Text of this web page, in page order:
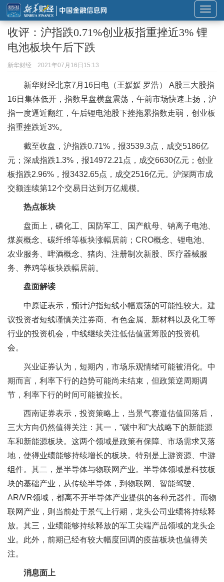
展
开
或
导
航
收评：沪指跌0.71%创业板指重挫近3% 锂
电池板块午后下跌
新华财经 2021年07月16日15:13
新华财经北京7月16日电（王媛媛 罗浩） A股三大股指
16日集体低开，指数早盘横盘震荡，午前市场快速上扬，沪
指一度逼近翻红，午后锂电池股下挫拖累指数走弱，创业板
指重挫跌近3%。
截至收盘，沪指跌0.71%，报3539.3点，成交5186亿
元；深成指跌1.3%，报14972.21点，成交6630亿元；创业
板指跌2.96%，报3432.65点，成交2516亿元。沪深两市成
交额连续第12个交易日达到万亿规模。
热点板块
盘面上，磷化工、国防军工、国产航母、钠离子电池、
煤炭概念、碳纤维等板块涨幅居前；CRO概念、锂电池、
农业服务、啤酒概念、猪肉、注册制次新股、医疗器械服
务、养鸡等板块跌幅居前。
盘面解读
中原证表示，预计沪指短线小幅震荡的可能性较大。建
议投资者短线谨慎关注券商、有色金属、新材料以及化工等
行业的投资机会，中线继续关注低估值蓝筹股的投资机
会。
兴业证券认为，短期内，市场乐观情绪可能被消化。中
期而言，利率下行的趋势可能尚未结束，但政策逆周期调
节，利率下行的时间可能被拉长。
西南证券表示，投资策略上，当景气赛道估值回落后，
三大方向仍然值得关注：其一，“碳中和”大战略下的新能源
车和新能源板块。这两个领域是政策有保障、市场需求又落
地，使得业绩能够持续增长的板块。特别是上游资源、中游
组件。其二，是半导体与物联网产业。半导体领域是科技板
块的基础产业，从传统半导体，到物联网、智能驾驶、
AR/VR领域，都离不开半导体产业提供的各种元器件。而物
联网产业，则当前处于景气上行期，龙头公司业绩将持续释
放。其三，业绩能够持续释放的军工尖端产品领域的龙头企
业。此外，前期已经有较大幅度回调的疫苗板块也值得关
注。
消息面上